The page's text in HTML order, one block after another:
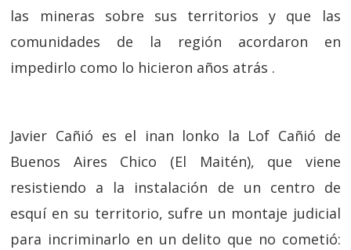
las mineras sobre sus territorios y que las
comunidades de la región acordaron en
impedirlo como lo hicieron años atrás .
Javier Cañió es el inan lonko la Lof Cañió de
Buenos Aires Chico (El Maitén), que viene
resistiendo a la instalación de un centro de
esquí en su territorio, sufre un montaje judicial
para incriminarlo en un delito que no cometió: